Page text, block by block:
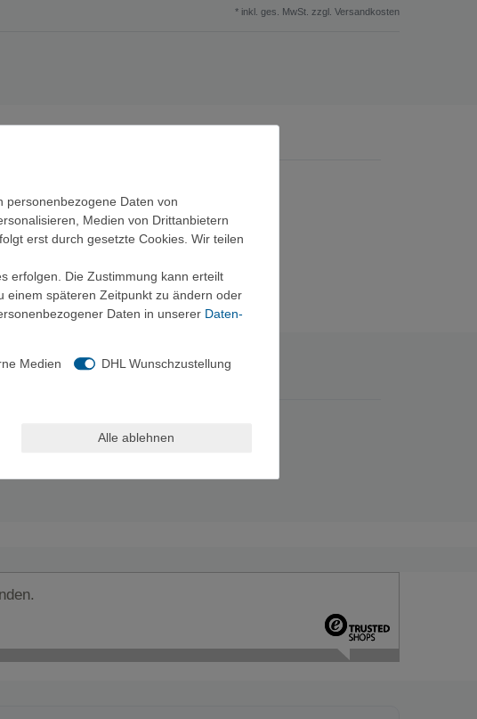
* inkl. ges. MwSt. zzgl. Versandkosten
personenbezogene Daten von
Medien von Drittanbietern
erst durch gesetzte Cookies. Wir teilen
erfolgen. Die Zustimmung kann erteilt
einem späteren Zeitpunkt zu ändern oder
Daten in unserer Daten­
Medien DHL Wunschzustellung
Alle ablehnen